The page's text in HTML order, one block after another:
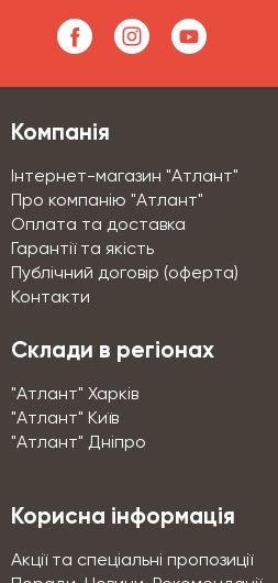
Компанія
Інтернет-магазин "Атлант"
Про компанію "Атлант"
Оплата та доставка
Гарантії та якість
Публічний договір (оферта)
Контакти
Склади в регіонах
"Атлант" Харків
"Атлант" Київ
"Атлант" Дніпро
Корисна інформація
Акції та спеціальні пропозиції